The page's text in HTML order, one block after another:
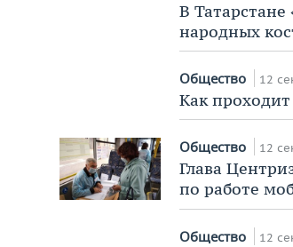
В
народных
Общество 12
Как
Общество 12
Глава
по работе
Общество 12